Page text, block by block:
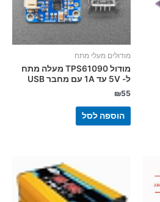
מודולים מעלי מתח
מודול TPS61090 מעלה מתח
ל- 5V עד 1A עם מחבר USB
₪55
הוספה לסל